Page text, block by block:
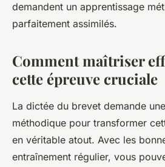
demandent un apprentissage
parfaitement assimilés.
Comment maîtriser
cette épreuve cruciale
La dictée du brevet demande
méthodique pour transformer
en véritable atout. Avec les
entraînement régulier, vous